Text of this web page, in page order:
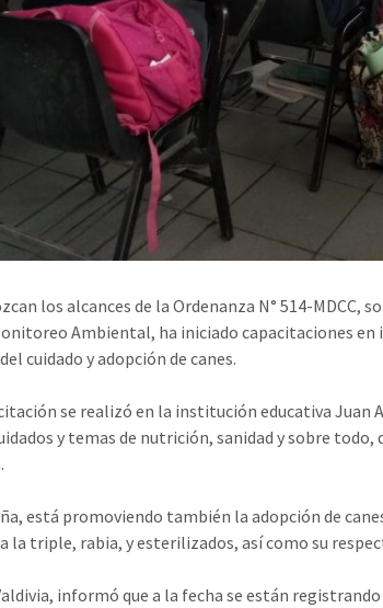
los alcances de la Ordenanza N° 514-MDCC,
Ambiental, ha iniciado capacitaciones
cuidado y adopción de canes.
se realizó en la institución educativa Juan
y temas de nutrición, sanidad y sobre
está promoviendo también la adopción de
la triple, rabia, y esterilizados, así como su
informó que a la fecha se están